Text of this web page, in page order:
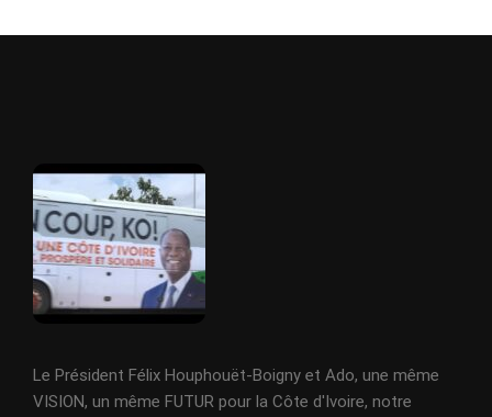
Le Président Félix Houphouët-Boigny et Ado, une même
VISION, un même FUTUR pour la Côte d'Ivoire, notre